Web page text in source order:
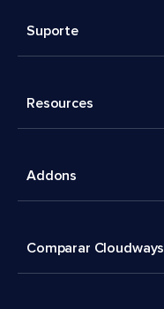
Suporte
Resources
Addons
Comparar Cloudways